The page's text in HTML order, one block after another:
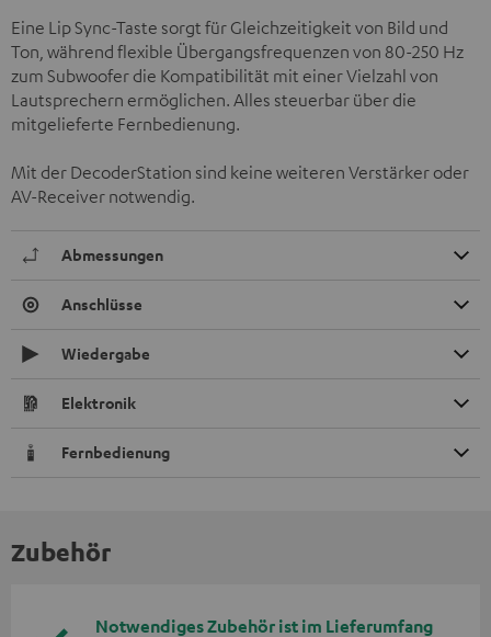
Eine Lip Sync-Taste sorgt für Gleichzeitigkeit von Bild und
Ton, während flexible Übergangsfrequenzen von 80-250 Hz
zum Subwoofer die Kompatibilität mit einer Vielzahl von
Lautsprechern ermöglichen. Alles steuerbar über die
mitgelieferte Fernbedienung.
Mit der DecoderStation sind keine weiteren Verstärker oder
AV-Receiver notwendig.
Abmessungen
Anschlüsse
Wiedergabe
Elektronik
Fernbedienung
Zubehör
Notwendiges Zubehör ist im Lieferumfang